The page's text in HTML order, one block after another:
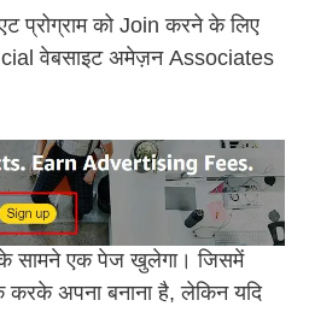
प्रोग्राम को Join करने के लिए
वेबसाइट अमेज़न Associates
सामने एक पेज खुलेगा। जिसमें
अपना बनाना है, लेकिन यदि